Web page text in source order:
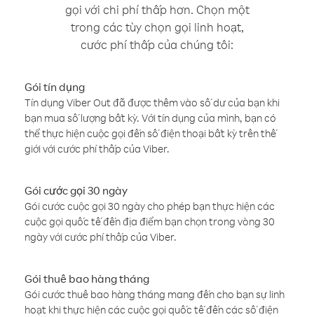
gọi với chi phí thấp hơn. Chọn một
trong các tùy chọn gọi linh hoạt,
cước phí thấp của chúng tôi:
Gói tín dụng
Tín dụng Viber Out đã được thêm vào số dư của bạn khi
bạn mua số lượng bất kỳ. Với tín dụng của mình, bạn có
thể thực hiện cuộc gọi đến số điện thoại bất kỳ trên thế
giới với cước phí thấp của Viber.
Gói cước gọi 30 ngày
Gói cước cuộc gọi 30 ngày cho phép bạn thực hiện các
cuộc gọi quốc tế đến địa điểm bạn chọn trong vòng 30
ngày với cước phí thấp của Viber.
Gói thuê bao hàng tháng
Gói cước thuê bao hàng tháng mang đến cho bạn sự linh
hoạt khi thực hiện các cuộc gọi quốc tế đến các số điện